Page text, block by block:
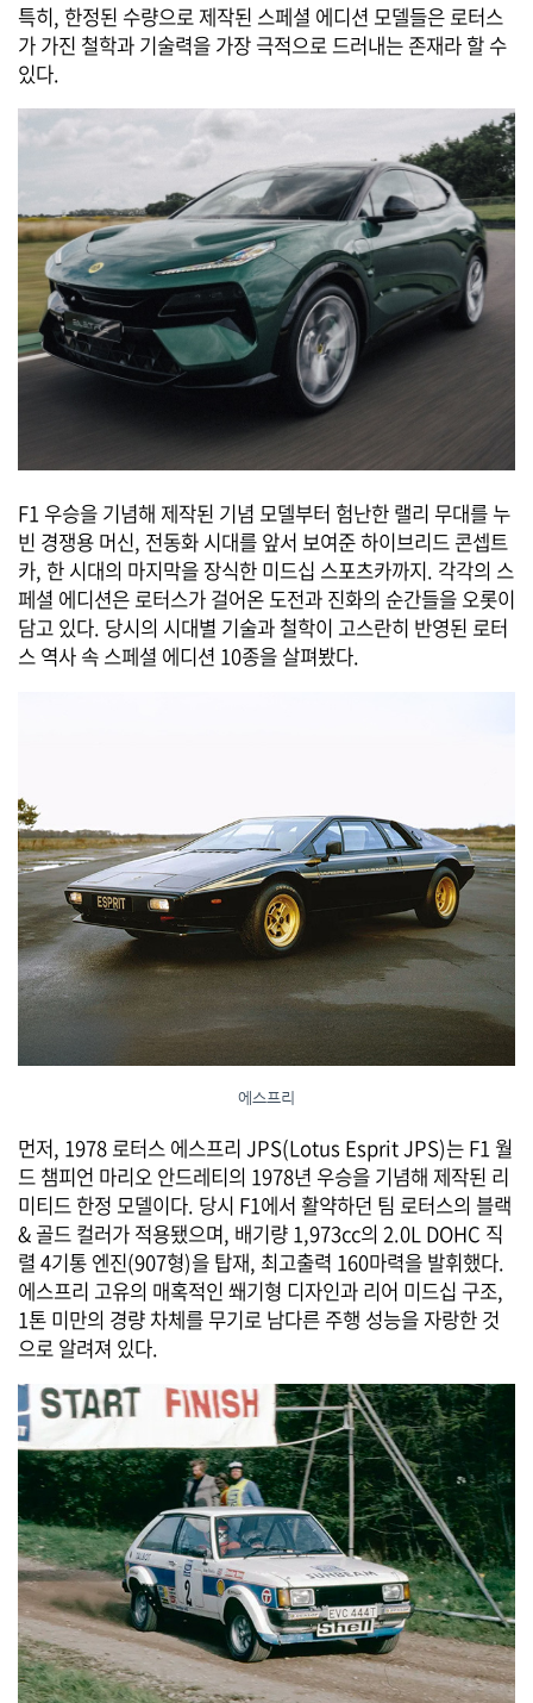
특히, 한정된 수량으로 제작된 스페셜 에디션 모델들은 로터스
가 가진 철학과 기술력을 가장 극적으로 드러내는 존재라 할 수
있다.
F1 우승을 기념해 제작된 기념 모델부터 험난한 랠리 무대를 누
빈 경쟁용 머신, 전동화 시대를 앞서 보여준 하이브리드 콘셉트
카, 한 시대의 마지막을 장식한 미드십 스포츠카까지. 각각의 스
페셜 에디션은 로터스가 걸어온 도전과 진화의 순간들을 오롯이
담고 있다. 당시의 시대별 기술과 철학이 고스란히 반영된 로터
스 역사 속 스페셜 에디션 10종을 살펴봤다.
에스프리
먼저, 1978 로터스 에스프리 JPS(Lotus Esprit JPS)는 F1 월
드 챔피언 마리오 안드레티의 1978년 우승을 기념해 제작된 리
미티드 한정 모델이다. 당시 F1에서 활약하던 팀 로터스의 블랙
& 골드 컬러가 적용됐으며, 배기량 1,973cc의 2.0L DOHC 직
렬 4기통 엔진(907형)을 탑재, 최고출력 160마력을 발휘했다.
에스프리 고유의 매혹적인 쐐기형 디자인과 리어 미드십 구조,
1톤 미만의 경량 차체를 무기로 남다른 주행 성능을 자랑한 것
으로 알려져 있다.